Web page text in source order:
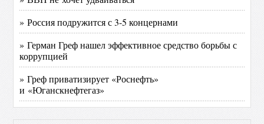
» Россия подружится с 3-5 концернами
» Герман Греф нашел эффективное средство борьбы с
коррупцией
» Греф приватизирует «Роснефть»
и «Юганскнефтегаз»